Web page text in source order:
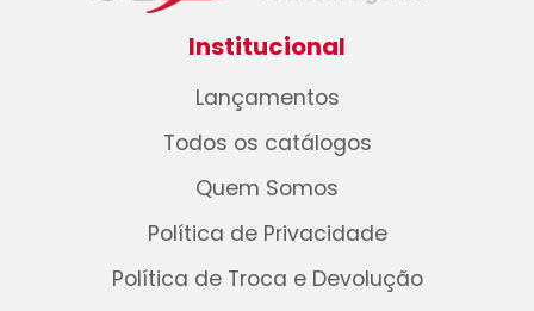
Institucional
Lançamentos
Todos os catálogos
Quem Somos
Política de Privacidade
Política de Troca e Devolução